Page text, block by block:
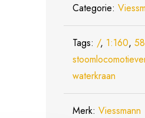
1:160
Categorie:
Tags: /, 1:160,
waterkraan
Merk:Viessmann